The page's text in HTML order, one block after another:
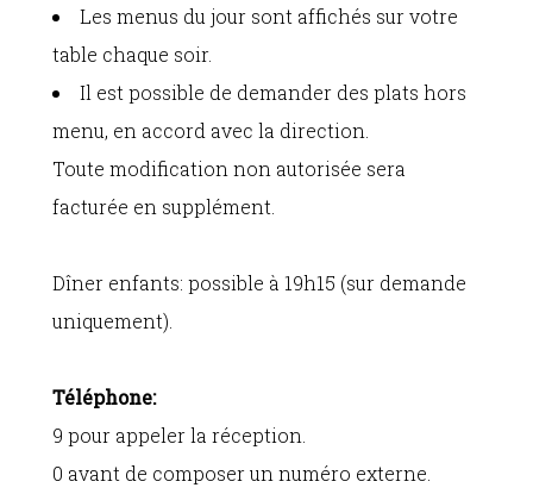
Les menus du jour sont affichés sur votre
table chaque soir.
Il est possible de demander des plats hors
menu, en accord avec la direction.
Toute modification non autorisée sera
facturée en supplément.
Dîner enfants: possible à 19h15 (sur demande
uniquement).
Téléphone:
9 pour appeler la réception.
0 avant de composer un numéro externe.